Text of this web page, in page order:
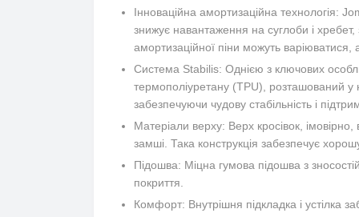
Інноваційна амортизаційна
знижує навантаження на суглоби і хребет,
амортизаційної піни можуть
Система Stabilis: Однією з ключових
термополіуретану (TPU), розташований у
забезпечуючи чудову стабільність і
Матеріали верху: Верх кросівок, імовірно,
замші. Така конструкція забезпечує
Підошва: Міцна гумова підошва з
покриття.
Комфорт: Внутрішня підкладка і устілка